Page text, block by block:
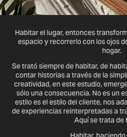
Habitar el lugar, entonces
espacio y recorrerlo con los ojos
hogar.
Se trató siempre de habitar, de
contar historias a través de la
creatividad, en este estudio,
sólo una consecuencia. No es un
estilo es el estilo del cliente, nos
de experiencias reinterpretadas a
Aquí se trata de